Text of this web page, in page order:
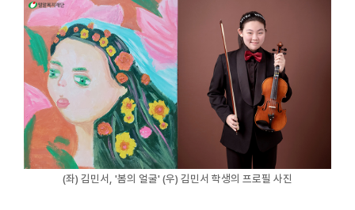
(좌) 김민서, '봄의 얼굴' (우) 김민서 학생의 프로필 사진